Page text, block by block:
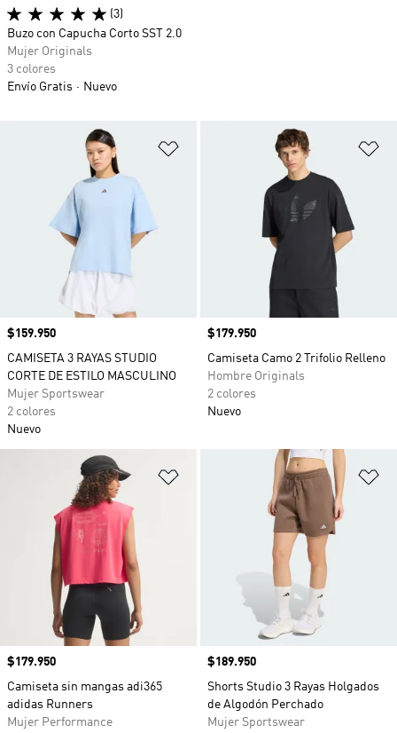
Añadir a la lista de deseos
Precio
$159.950
CAMISETA 3 RAYAS STUDIO
CORTE DE ESTILO MASCULINO
Mujer Sportswear
2 colores
Nuevo
Precio
$179.950
Camiseta Camo 2 Trifolio Relleno
Hombre Originals
2 colores
Nuevo
Añadir a la lista de deseos
Precio
$179.950
Camiseta sin mangas adi365
adidas Runners
Mujer Performance
Precio
$189.950
Shorts Studio 3 Rayas Holgados
de Algodón Perchado
Mujer Sportswear
(3)
Buzo con Capucha Corto SST 2.0
Mujer Originals
3 colores
Envío Gratis
Nuevo